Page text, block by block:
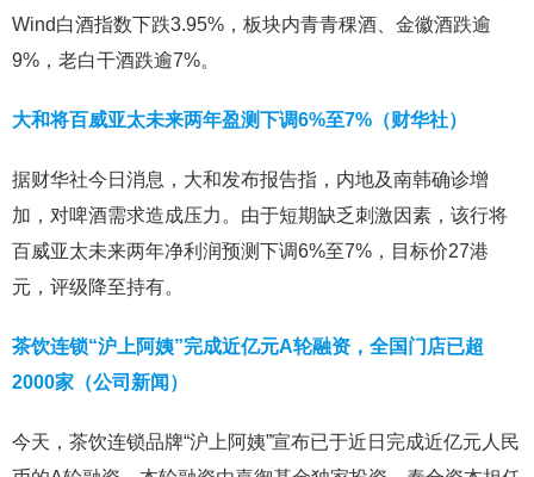
Wind白酒指数下跌3.95%，板块内青青稞酒、金徽酒跌逾
9%，老白干酒跌逾7%。
大和将百威亚太未来两年盈测下调6%至7%（财华社）
据财华社今日消息，大和发布报告指，内地及南韩确诊增
加，对啤酒需求造成压力。由于短期缺乏刺激因素，该行将
百威亚太未来两年净利润预测下调6%至7%，目标价27港
元，评级降至持有。
茶饮连锁“沪上阿姨”完成近亿元A轮融资，全国门店已超
2000家（公司新闻）
今天，茶饮连锁品牌“沪上阿姨”宣布已于近日完成近亿元人民